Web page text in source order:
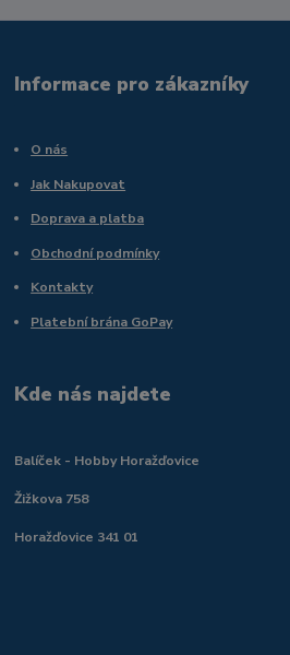
Informace pro zákazníky
O nás
Jak Nakupovat
Doprava a platba
Obchodní podmínky
Kontakty
Platební brána GoPay
Kde nás najdete
Balíček - Hobby Horažďovice
Žižkova 758
Horažďovice 341 01